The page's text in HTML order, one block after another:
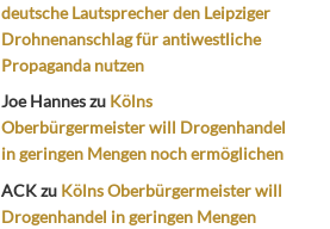
deutsche Lautsprecher den Leipziger
Drohnenanschlag für antiwestliche
Propaganda nutzen
Joe Hanneszu Kölns
Oberbürgermeister will Drogenhandel
in geringen Mengen noch ermöglichen
ACKzu Kölns Oberbürgermeister will
Drogenhandel in geringen Mengen